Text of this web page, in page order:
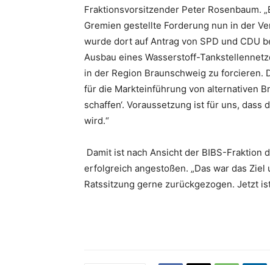
Fraktionsvorsitzender Peter Rosenbaum.
Gremien gestellte Forderung nun in der
wurde dort auf Antrag von SPD und CDU
Ausbau eines Wasserstoff-
in der Region Braunschweig zu forcieren.
für die Markteinführung von alternativen
schaffen‘. Voraussetzung ist für uns,
wird.“
Damit ist nach Ansicht der BIBS-
erfolgreich angestoßen. „Das war das
Ratssitzung gerne zurückgezogen. Jetzt